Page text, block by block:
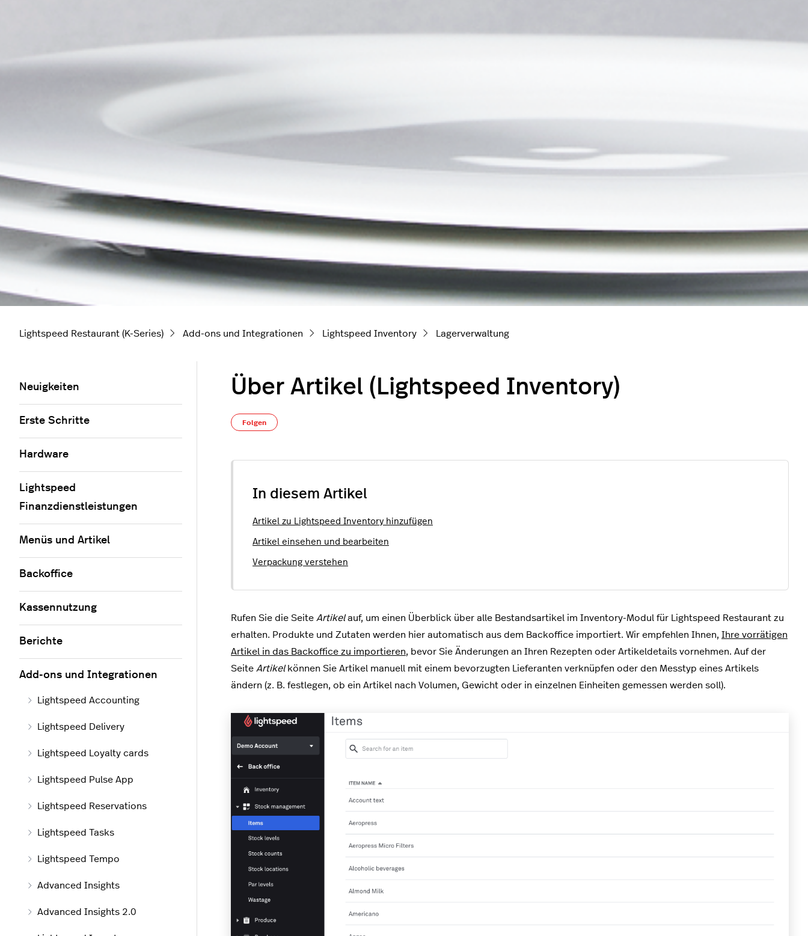
Lightspeed Restaurant (K-Series) Add-ons und Integrationen Lightspeed Inventory Lagerverwaltung
Über Artikel (Lightspeed Inventory)
Folgen
In diesem Artikel
Artikel zu Lightspeed Inventory hinzufügen
Artikel einsehen und bearbeiten
Verpackung verstehen
Rufen Sie die Seite Artikelauf, um einen Überblick über alle Bestandsartikel im Inventory-Modul für Lightspeed Restaurant zu
erhalten. Produkte und Zutaten werden hier automatisch aus dem Backoffice importiert. Wir empfehlen Ihnen, Ihre vorrätigen
Artikel in das Backoffice zu importieren, bevor Sie Änderungen an Ihren Rezepten oder Artikeldetails vornehmen. Auf der
Seite Artikelkönnen Sie Artikel manuell mit einem bevorzugten Lieferanten verknüpfen oder den Messtyp eines Artikels
ändern (z. B. festlegen, ob ein Artikel nach Volumen, Gewicht oder in einzelnen Einheiten gemessen werden soll).
Neuigkeiten
Erste Schritte
Hardware
Lightspeed
Finanzdienstleistungen
Menüs und Artikel
Backoffice
Kassennutzung
Berichte
Add-ons und Integrationen
Lightspeed Accounting
Lightspeed Delivery
Lightspeed Loyalty cards
Lightspeed Pulse App
Lightspeed Reservations
Lightspeed Tasks
Lightspeed Tempo
Advanced Insights
Advanced Insights 2.0